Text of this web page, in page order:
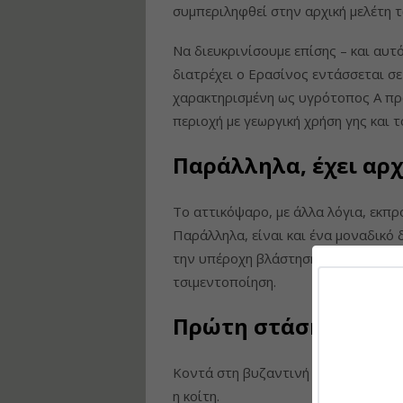
συμπεριληφθεί στην αρχική
Να διευκρινίσουμε επίσης – και
διατρέχει ο Ερασίνος εντάσσεται
χαρακτηρισμένη ως υγρότοπος Α
περιοχή με γεωργική χρήση γης και
Παράλληλα, έχει
Το αττικόψαρο, με άλλα λόγια,
Παράλληλα, είναι και ένα μοναδικό
την υπέροχη βλάστηση – ένα από
τσιμεντοποίηση.
Πρώτη στάση:
Κοντά στη βυζαντινή εκκλησία του
η κοίτη.